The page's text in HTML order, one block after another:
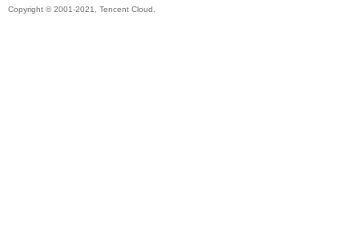
Copyright © 2001-2021, Tencent Cloud.